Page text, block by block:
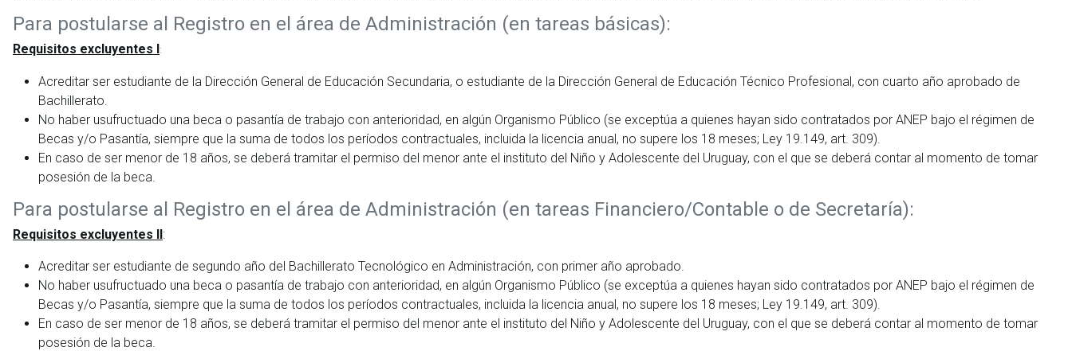
Para postularse al Registro en el área de Administración (en tareas básicas):
Requisitos excluyentes I:
Acreditar ser estudiante de la Dirección General de Educación Secundaria, o estudiante de la Dirección General de Educación Técnico Profesional, con cuarto año aprobado de
Bachillerato.
No haber usufructuado una beca o pasantía de trabajo con anterioridad, en algún Organismo Público (se exceptúa a quienes hayan sido contratados por ANEP bajo el régimen de
Becas y/o Pasantía, siempre que la suma de todos los períodos contractuales, incluida la licencia anual, no supere los 18 meses; Ley 19.149, art. 309).
En caso de ser menor de 18 años, se deberá tramitar el permiso del menor ante el instituto del Niño y Adolescente del Uruguay, con el que se deberá contar al momento de tomar
posesión de la beca.
Para postularse al Registro en el área de Administración (en tareas Financiero/Contable o de Secretaría):
Requisitos excluyentes II:
Acreditar ser estudiante de segundo año del Bachillerato Tecnológico en Administración, con primer año aprobado.
No haber usufructuado una beca o pasantía de trabajo con anterioridad, en algún Organismo Público (se exceptúa a quienes hayan sido contratados por ANEP bajo el régimen de
Becas y/o Pasantía, siempre que la suma de todos los períodos contractuales, incluida la licencia anual, no supere los 18 meses; Ley 19.149, art. 309).
En caso de ser menor de 18 años, se deberá tramitar el permiso del menor ante el instituto del Niño y Adolescente del Uruguay, con el que se deberá contar al momento de tomar
posesión de la beca.